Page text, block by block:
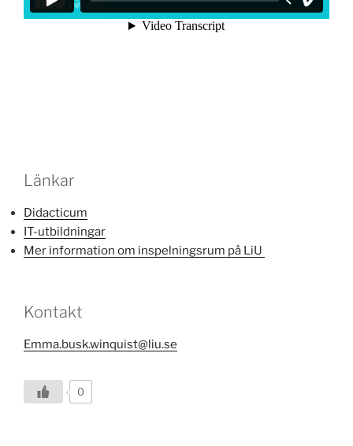
Länkar
Didacticum
IT-utbildningar
Mer information om inspelningsrum på LiU
Kontakt
Emma.busk.winquist@liu.se
0